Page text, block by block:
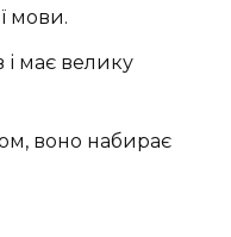
мови.
і має велику
воно набирає